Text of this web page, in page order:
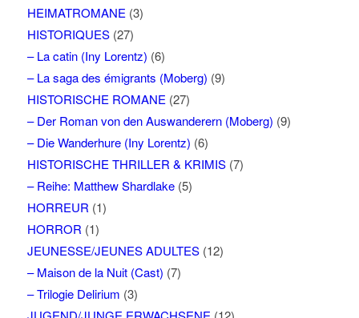
HEIMATROMANE (3)
HISTORIQUES(27)
– La catin (Iny Lorentz) (6)
– La saga des émigrants (Moberg) (9)
HISTORISCHE ROMANE (27)
– Der Roman von den Auswanderern (Moberg) (9)
– Die Wanderhure (Iny Lorentz) (6)
HISTORISCHE THRILLER & KRIMIS(7)
– Reihe: Matthew Shardlake(5)
HORREUR (1)
HORROR (1)
JEUNESSE/JEUNES ADULTES(12)
– Maison de la Nuit (Cast) (7)
– Trilogie Delirium (3)